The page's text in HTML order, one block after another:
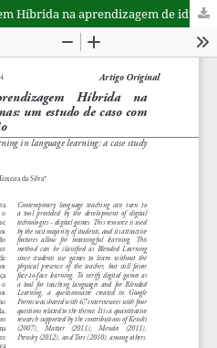
Jogos digitais e Aprendizagem Híbrida na aprendizagem de idiomas: um estudo de caso com alunos do Ensino Médio